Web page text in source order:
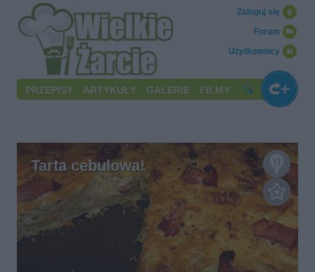
Użytkownicy
Forum
Zaloguj się
PRZEPISY ARTYKUŁY GALERIE FILMY
Tarta cebulowa!